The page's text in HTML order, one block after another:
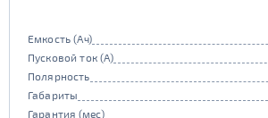
Емкость (Ач)
Пусковой ток (А)
Полярность
Габариты
Гарантия (мес)